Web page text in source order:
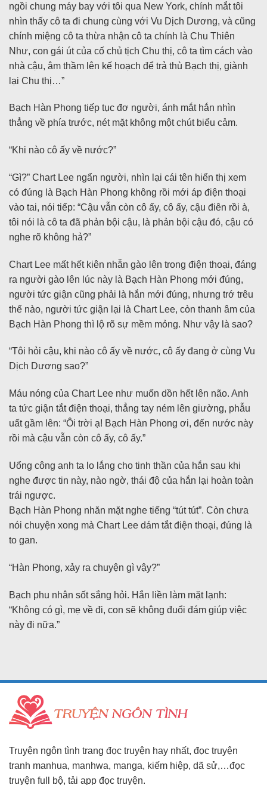
ngồi chung máy bay với tôi qua New York, chính mắt tôi
nhìn thấy cô ta đi chung cùng với Vu Dịch Dương, và cũng
chính miệng cô ta thừa nhận cô ta chính là Chu Thiên
Như, con gái út của cố chủ tịch Chu thị, cô ta tìm cách vào
nhà cậu, âm thầm lên kế hoạch để trả thù Bạch thị, giành
lại Chu thị…”
Bạch Hàn Phong tiếp tục đơ người, ánh mắt hắn nhìn
thẳng về phía trước, nét mặt không một chút biểu cảm.
“Khi nào cô ấy về nước?”
“Gì?” Chart Lee ngẩn người, nhìn lại cái tên hiển thị xem
có đúng là Bạch Hàn Phong không rồi mới áp điện thoại
vào tai, nói tiếp: “Cậu vẫn còn cô ấy, cô ấy, cậu điên rồi à,
tôi nói là cô ta đã phản bội cậu, là phản bội cậu đó, cậu có
nghe rõ không hả?”
Chart Lee mất hết kiên nhẫn gào lên trong điện thoại, đáng
ra người gào lên lúc này là Bạch Hàn Phong mới đúng,
người tức giận cũng phải là hắn mới đúng, nhưng trớ trêu
thế nào, người tức giận lại là Chart Lee, còn thanh âm của
Bạch Hàn Phong thì lộ rõ sự mềm mỏng. Như vậy là sao?
“Tôi hỏi cậu, khi nào cô ấy về nước, cô ấy đang ở cùng Vu
Dịch Dương sao?”
Máu nóng của Chart Lee như muốn dồn hết lên não. Anh
ta tức giận tắt điện thoại, thẳng tay ném lên giường, phẫu
uất gầm lên: “Ôi trời ạ! Bạch Hàn Phong ơi, đến nước này
rồi mà cậu vẫn còn cô ấy, cô ấy.”
Uổng công anh ta lo lắng cho tinh thần của hắn sau khi
nghe được tin này, nào ngờ, thái độ của hắn lại hoàn toàn
trái ngược.
Bạch Hàn Phong nhăn mặt nghe tiếng “tút tút”. Còn chưa
nói chuyện xong mà Chart Lee dám tắt điện thoại, đúng là
to gan.
“Hàn Phong, xảy ra chuyện gì vậy?”
Bạch phu nhân sốt sắng hỏi. Hắn liền làm mặt lạnh:
“Không có gì, mẹ về đi, con sẽ không đuổi đám giúp việc
này đi nữa.”
Truyện ngôn tình trang đọc truyện hay nhất, đọc truyện
tranh manhua, manhwa, manga, kiếm hiệp, dã sử,…đọc
truyện full bộ, tải app đọc truyện.